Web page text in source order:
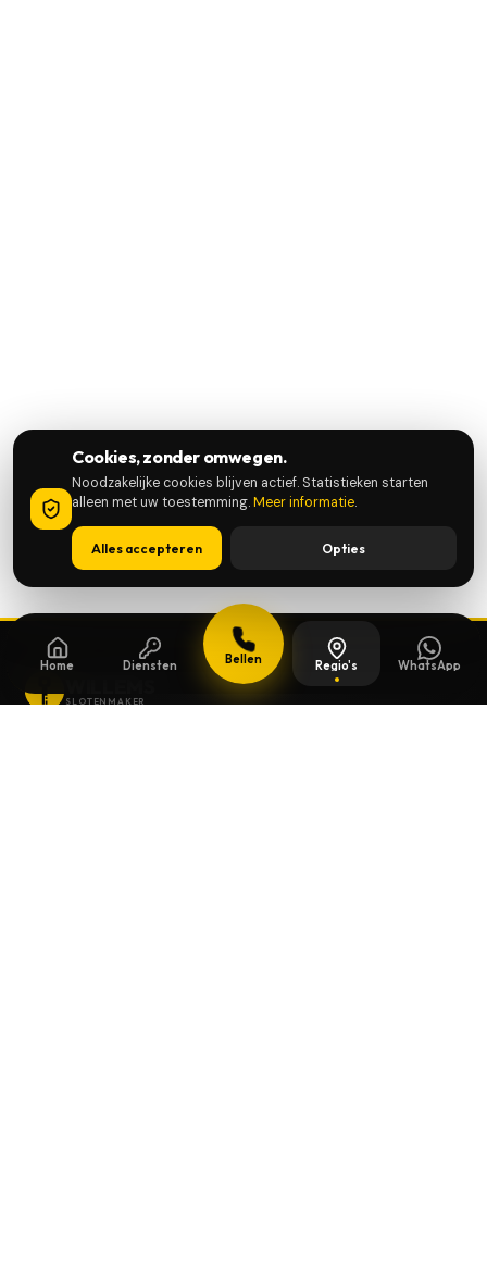
Home Diensten Bellen Regio's WhatsApp
SLOTENMAKER
Cookies, zonder omwegen.
Noodzakelijke cookies blijven actief. Statistieken starten
alleen met uw toestemming.Meer informatie.
Alles accepteren Opties